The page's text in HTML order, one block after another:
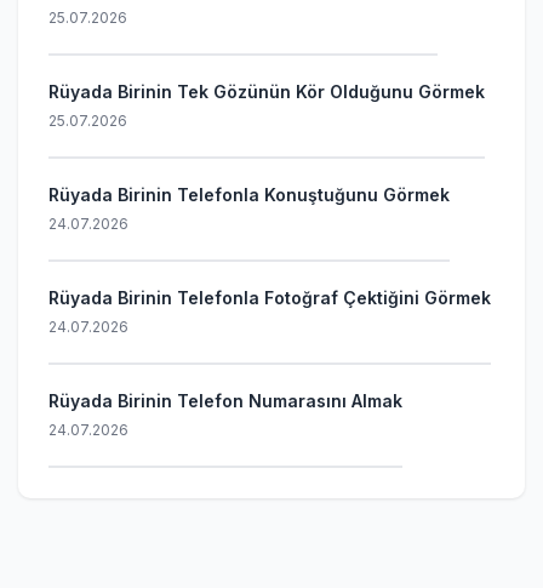
25.07.2026
Rüyada Birinin Tek Gözünün Kör Olduğunu Görmek
25.07.2026
Rüyada Birinin Telefonla Konuştuğunu Görmek
24.07.2026
Rüyada Birinin Telefonla Fotoğraf Çektiğini Görmek
24.07.2026
Rüyada Birinin Telefon Numarasını Almak
24.07.2026